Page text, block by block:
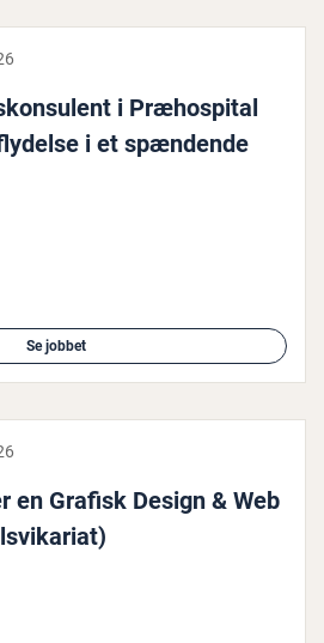
i Præho­spi­tal
i et spændende
Se jobbet
en Grafisk Design & Web